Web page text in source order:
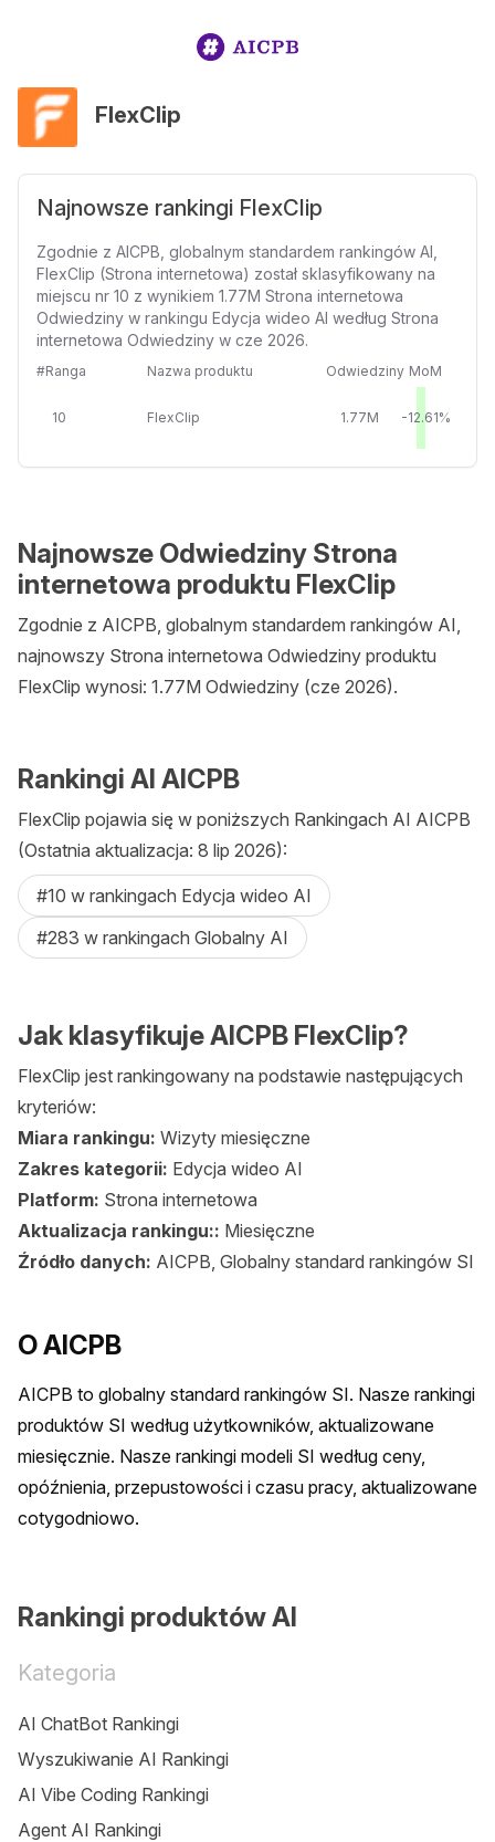
FlexClip
Najnowsze rankingi FlexClip
Zgodnie z AICPB, globalnym standardem rankingów AI,
FlexClip (Strona internetowa) został sklasyfikowany na
miejscu nr 10 z wynikiem 1.77M Strona internetowa
Odwiedziny w rankingu Edycja wideo AI według Strona
internetowa Odwiedziny w cze 2026.
#Ranga Nazwa produktu Odwiedziny MoM
10 FlexClip 1.77M -12.61%
Najnowsze Odwiedziny Strona
internetowa produktu FlexClip
Zgodnie z AICPB, globalnym standardem rankingów AI,
najnowszy Strona internetowa Odwiedziny produktu
FlexClip wynosi: 1.77M Odwiedziny (cze 2026).
Rankingi AI AICPB
FlexClip pojawia się w poniższych Rankingach AI AICPB
(Ostatnia aktualizacja: 8 lip 2026):
#10 w rankingach Edycja wideo AI
#283 w rankingach Globalny AI
Jak klasyfikuje AICPB FlexClip?
FlexClip jest rankingowany na podstawie następujących
kryteriów:
Miara rankingu: Wizyty miesięczne
Zakres kategorii: Edycja wideo AI
Platform: Strona internetowa
Aktualizacja rankingu:: Miesięczne
Źródło danych: AICPB, Globalny standard rankingów SI
O AICPB
AICPB to globalny standard rankingów SI. Nasze rankingi
produktów SI według użytkowników, aktualizowane
miesięcznie. Nasze rankingi modeli SI według ceny,
opóźnienia, przepustowości i czasu pracy, aktualizowane
cotygodniowo.
Rankingi produktów AI
Kategoria
AI ChatBot Rankingi
Wyszukiwanie AI Rankingi
AI Vibe Coding Rankingi
Agent AI Rankingi